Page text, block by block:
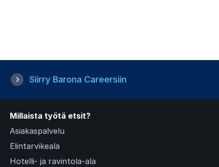
Siirry Barona Careersiin
Millaista työtä etsit?
Asiakaspalvelu
Elintarvikeala
Hotelli- ja ravintola-ala